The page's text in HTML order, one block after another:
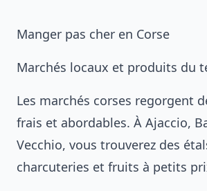
Manger pas cher en Corse
Marchés locaux et produits du
Les marchés corses regorgent
frais et abordables. À Ajaccio,
Vecchio, vous trouverez des
charcuteries et fruits à petits